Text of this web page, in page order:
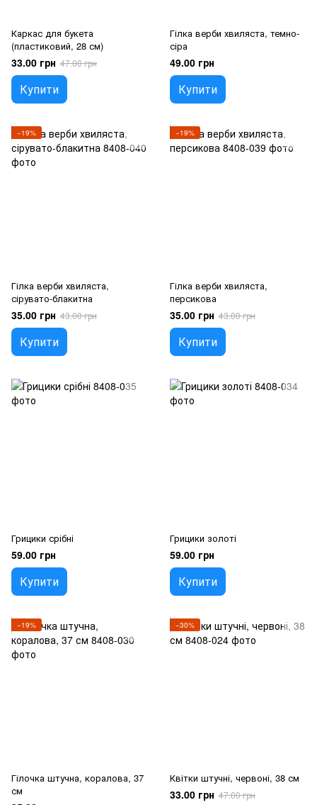
Каркас для букета
(пластиковий, 28 см)
33.00 грн 47.00 грн
Купити
Гілка верби хвиляста, темно-
сіра
49.00 грн
Купити
−19%
Гілка верби хвиляста,
сірувато-блакитна
35.00 грн 43.00 грн
Купити
−19%
Гілка верби хвиляста,
персикова
35.00 грн 43.00 грн
Купити
Грицики срібні
59.00 грн
Купити
Грицики золоті
59.00 грн
Купити
−19%
Гілочка штучна, коралова, 37
см
−30%
Квітки штучні, червоні, 38 см
33.00 грн 47.00 грн